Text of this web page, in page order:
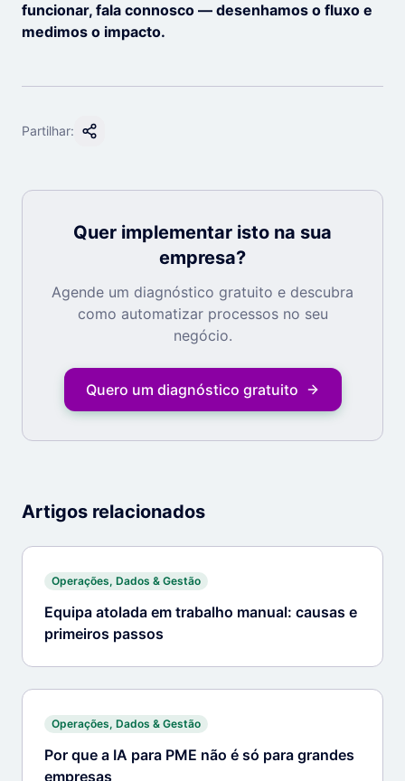
funcionar, fala connosco — desenhamos o fluxo e
medimos o impacto.
Partilhar:
Quer implementar isto na sua
empresa?
Agende um diagnóstico gratuito e descubra
como automatizar processos no seu
negócio.
Quero um diagnóstico gratuito
Artigos relacionados
Operações, Dados & Gestão
Equipa atolada em trabalho manual: causas e
primeiros passos
Operações, Dados & Gestão
Por que a IA para PME não é só para grandes
empresas